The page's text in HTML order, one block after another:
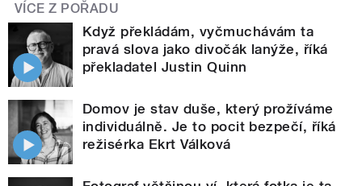
VÍCE Z POŘADU
Když překládám, vyčmuchávám ta
pravá slova jako divočák lanýže, říká
překladatel Justin Quinn
Domov je stav duše, který prožíváme
individuálně. Je to pocit bezpečí, říká
režisérka Ekrt Válková